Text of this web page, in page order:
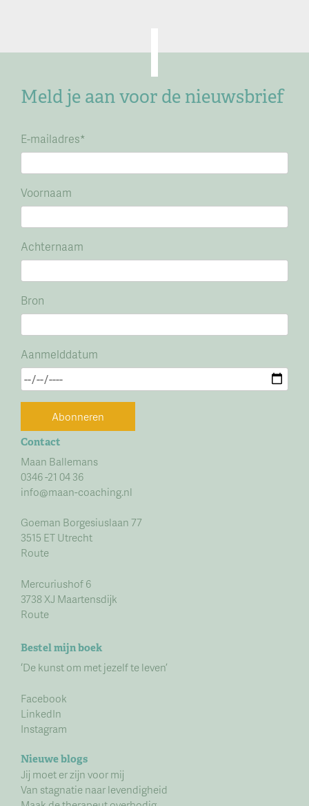
Meld je aan voor de nieuwsbrief
E-mailadres*
Voornaam
Achternaam
Bron
Aanmelddatum
Abonneren
Contact
Maan Ballemans
0346 -21 04 36
info@maan-coaching.nl
Goeman Borgesiuslaan 77
3515 ET Utrecht
Route
Mercuriushof 6
3738 XJ Maartensdijk
Route
Bestel mijn boek
‘De kunst om met jezelf te leven’
Facebook
LinkedIn
Instagram
Nieuwe blogs
Jij moet er zijn voor mij
Van stagnatie naar levendigheid